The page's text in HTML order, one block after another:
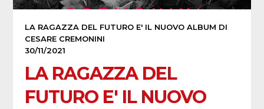
LA RAGAZZA DEL FUTURO E' IL NUOVO ALBUM DI
CESARE CREMONINI
30/11/2021
LA RAGAZZA DEL
FUTURO E' IL NUOVO